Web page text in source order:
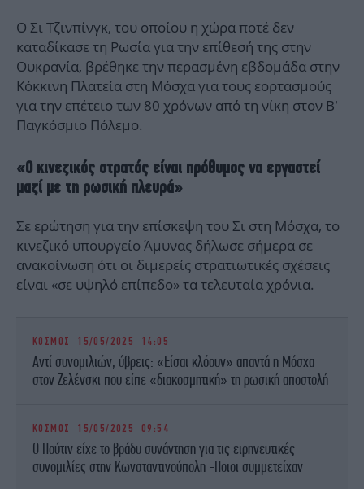
Ο Σι Τζινπίνγκ, του οποίου η χώρα ποτέ δεν
καταδίκασε τη Ρωσία για την επίθεσή της στην
Ουκρανία, βρέθηκε την περασμένη εβδομάδα στην
Κόκκινη Πλατεία στη Μόσχα για τους εορτασμούς
για την επέτειο των 80 χρόνων από τη νίκη στον Β’
Παγκόσμιο Πόλεμο.
«Ο κινεζικός στρατός είναι πρόθυμος να εργαστεί
μαζί με τη ρωσική πλευρά»
Σε ερώτηση για την επίσκεψη του Σι στη Μόσχα, το
κινεζικό υπουργείο Άμυνας δήλωσε σήμερα σε
ανακοίνωση ότι οι διμερείς στρατιωτικές σχέσεις
είναι «σε υψηλό επίπεδο» τα τελευταία χρόνια.
ΚΟΣΜΟΣ 15/05/2025 14:05
Αντί συνομιλιών, ύβρεις: «Είσαι κλόουν» απαντά η Μόσχα
στον Ζελένσκι που είπε «διακοσμητική» τη ρωσική αποστολή
ΚΟΣΜΟΣ 15/05/2025 09:54
Ο Πούτιν είχε το βράδυ συνάντηση για τις ειρηνευτικές
συνομιλίες στην Κωνσταντινούπολη -Ποιοι συμμετείχαν